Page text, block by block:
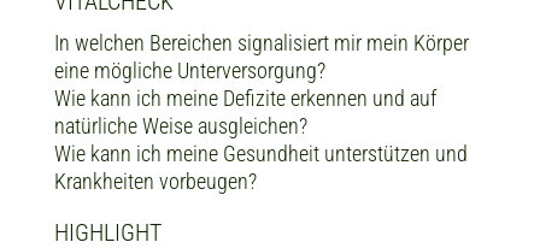
In welchen Bereichen signalisiert mir mein Körper
eine mögliche Unterversorgung?
Wie kann ich meine Defizite erkennen und auf
natürliche Weise ausgleichen?
Wie kann ich meine Gesundheit unterstützen und
Krankheiten vorbeugen?
HIGHLIGHT